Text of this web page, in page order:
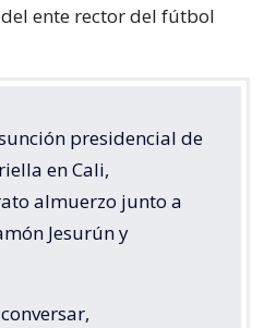
ente rector del fútbol
presidencial de
en Cali,
almuerzo junto a
Jesurún y